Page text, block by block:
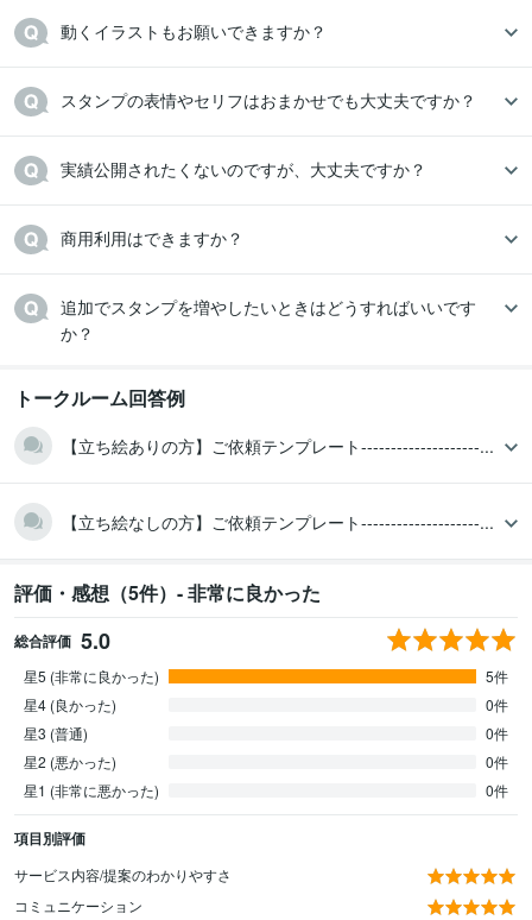
動くイラストもお願いできますか？
スタンプの表情やセリフはおまかせでも大丈夫ですか？
実績公開されたくないのですが、大丈夫ですか？
商用利用はできますか？
追加でスタンプを増やしたいときはどうすればいいです
か？
トークルーム回答例
【立ち絵ありの方】ご依頼テンプレート--------------------...
【立ち絵なしの方】ご依頼テンプレート--------------------...
評価・感想（5件）- 非常に良かった
総合評価 5.0
星5 (非常に良かった)
5件
星4 (良かった)
0件
星3 (普通)
0件
星2 (悪かった)
0件
星1 (非常に悪かった)
0件
項目別評価
サービス内容/提案のわかりやすさ
コミュニケーション